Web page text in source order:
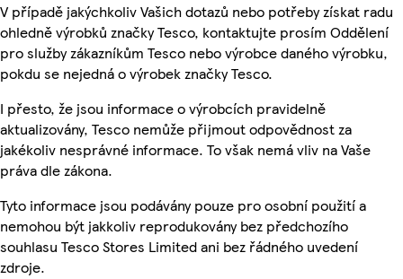
V případě jakýchkoliv Vašich dotazů nebo potřeby získat radu
ohledně výrobků značky Tesco, kontaktujte prosím Oddělení
pro služby zákazníkům Tesco nebo výrobce daného výrobku,
pokdu se nejedná o výrobek značky Tesco.
I přesto, že jsou informace o výrobcích pravidelně
aktualizovány, Tesco nemůže přijmout odpovědnost za
jakékoliv nesprávné informace. To však nemá vliv na Vaše
práva dle zákona.
Tyto informace jsou podávány pouze pro osobní použití a
nemohou být jakkoliv reprodukovány bez předchozího
souhlasu Tesco Stores Limited ani bez řádného uvedení
zdroje.